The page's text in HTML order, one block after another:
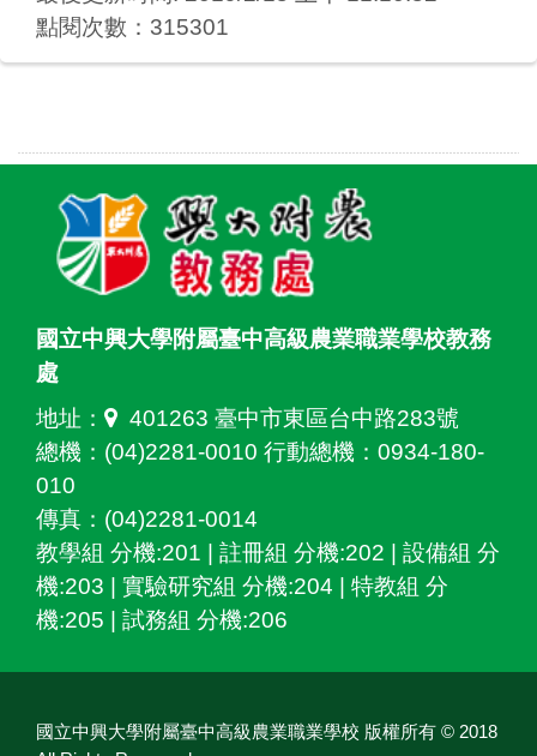
點閱次數：315301
國立中興大學附屬臺中高級農業職業學校教務
處
地址：
401263 臺中市東區台中路283號
總機：(04)2281-0010 行動總機：0934-180-
010
傳真：(04)2281-0014
教學組 分機:201 | 註冊組 分機:202 | 設備組 分
機:203 | 實驗研究組 分機:204 | 特教組 分
機:205 | 試務組 分機:206
國立中興大學附屬臺中高級農業職業學校 版權所有 © 2018